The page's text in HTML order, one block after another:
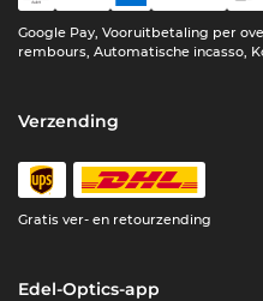
Google Pay, Vooruitbetaling per
rembours, Automatische incasso,
Verzending
Gratis ver- en retourzending
Edel-Optics-app